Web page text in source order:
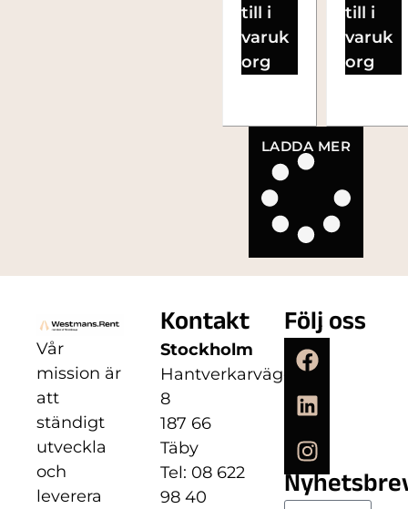
till i
varuk
org
till i
varuk
org
LADDA MER
Vår
mission är
att
ständigt
utveckla
och
leverera
Kontakt
Stockholm
Hantverkarvägen
8
187 66
Täby
Tel: 08 622
98 40
Följ oss